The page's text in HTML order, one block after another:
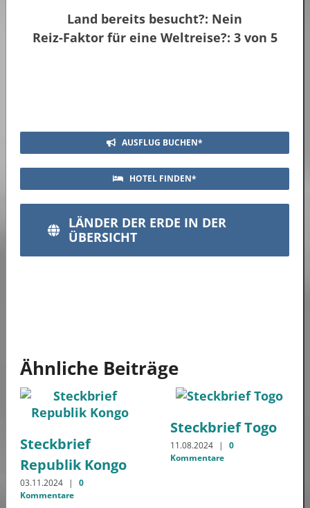
Land bereits besucht?: Nein
Reiz-Faktor für eine Weltreise?: 3 von 5
AUSFLUG BUCHEN*
HOTEL FINDEN*
LÄNDER DER ERDE IN DER
ÜBERSICHT
Ähnliche Beiträge
Steckbrief
Republik Kongo
03.11.2024 |
0
Kommentare
Steckbrief Togo
11.08.2024 |
0
Kommentare